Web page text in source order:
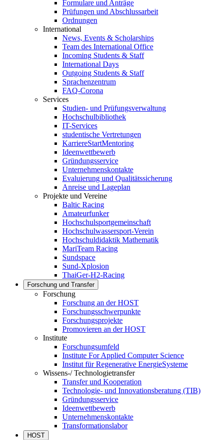
Formulare und Anträge
Prüfungen und Abschlussarbeit
Ordnungen
International
News, Events & Scholarships
Team des International Office
Incoming Students & Staff
International Days
Outgoing Students & Staff
Sprachenzentrum
FAQ-Corona
Services
Studien- und Prüfungsverwaltung
Hochschulbibliothek
IT-Services
studentische Vertretungen
KarriereStartMentoring
Ideenwettbewerb
Gründungsservice
Unternehmenskontakte
Evaluierung und Qualitätssicherung
Anreise und Lageplan
Projekte und Vereine
Baltic Racing
Amateurfunker
Hochschulsportgemeinschaft
Hochschulwassersport-Verein
Hochschuldidaktik Mathematik
MariTeam Racing
Sundspace
Sund-Xplosion
ThaiGer-H2-Racing
Forschung und Transfer
Forschung
Forschung an der HOST
Forschungsschwerpunkte
Forschungsprojekte
Promovieren an der HOST
Institute
Forschungsumfeld
Institute For Applied Computer Science
Institut für Regenerative EnergieSysteme
Wissens-/ Technologietransfer
Transfer und Kooperation
Technologie- und Innovationsberatung (TIB)
Gründungsservice
Ideenwettbewerb
Unternehmenskontakte
Transformationslabor
HOST